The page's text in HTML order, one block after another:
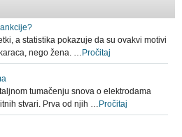
a statistika pokazuje da su ovakvi motivi
nego žena. … Pročitaj
tumačenju snova o elektrodama
stvari. Prva od njih … Pročitaj